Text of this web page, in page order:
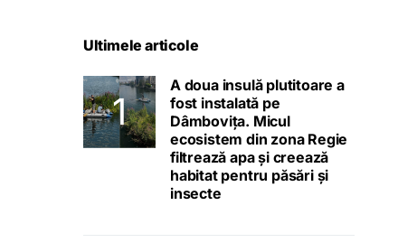
Ultimele articole
A doua insulă plutitoare a
fost instalată pe
Dâmbovița. Micul
ecosistem din zona Regie
filtrează apa și creează
habitat pentru păsări și
insecte